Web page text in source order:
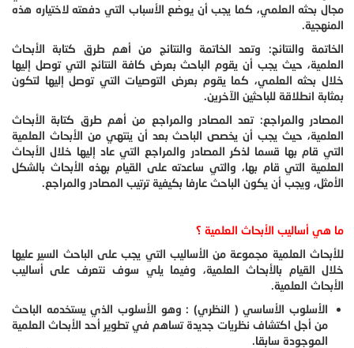
مجال بحثه العلمي، كما يجب أن يوضع الأسباب التي دفعته لاختياره هذه
المنهجية.
الخاتمة والنتائج: وتعد الخاتمة والنتائج من أهم طرق كتابة الأبحاث
العلمية، حيث يجب أن يقوم الباحث بعرض كافة النتائج التي توصل إليها
خلال بحثه العلمي، كما يقوم بعرض التوصيات التي توصل إليها لتكون
بمثابة انطلاقة للباحثين الآخرين.
المصادر والمراجع: تعد المصادر والمراجع من أهم طرق كتابة الأبحاث
العلمية، حيث يجب أن يخصص الباحث بعد أن ينتهي من الأبحاث العلمية
التي قام بها قسما لذكر المصادر والمراجع التي عاد إليها خلال الأبحاث
العلمية التي قام بها، والتي ساعدته على القيام بهذه الأبحاث بالشكل
الأمثل، ويجب أن يكون الباحث عارفا بكيفية ترتيب المصادر والمراجع.
ما هي أساليب الأبحاث العلمية ؟
للأبحاث العلمية مجموعة من الأساليب التي يجب على الباحث السير عليها
خلال القيام بالأبحاث العلمية، وفيما يلي سوف نتعرف على أساليب
الأبحاث العلمية.
الأسلوب الأساسي ( النظري) : وهو الأسلوب الذي يستخدمه الباحث
من أجل اكتشاف نظريات جديدة تساهم في تطوير أحد الأبحاث العلمية
الموجودة سابقا.